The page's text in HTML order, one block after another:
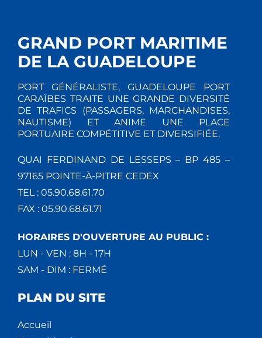
GRAND PORT MARITIME
DE LA GUADELOUPE
PORT GÉNÉRALISTE, GUADELOUPE PORT
CARAÏBES TRAITE UNE GRANDE DIVERSITÉ
DE TRAFICS (PASSAGERS, MARCHANDISES,
NAUTISME) ET ANIME UNE PLACE
PORTUAIRE COMPÉTITIVE ET DIVERSIFIÉE.
QUAI FERDINAND DE LESSEPS – BP 485 –
97165 POINTE-À-PITRE CEDEX
TEL : 05.90.68.61.70
FAX : 05.90.68.61.71
HORAIRES D'OUVERTURE AU PUBLIC :
LUN - VEN : 8H - 17H
SAM - DIM : FERMÉ
PLAN DU SITE
Accueil